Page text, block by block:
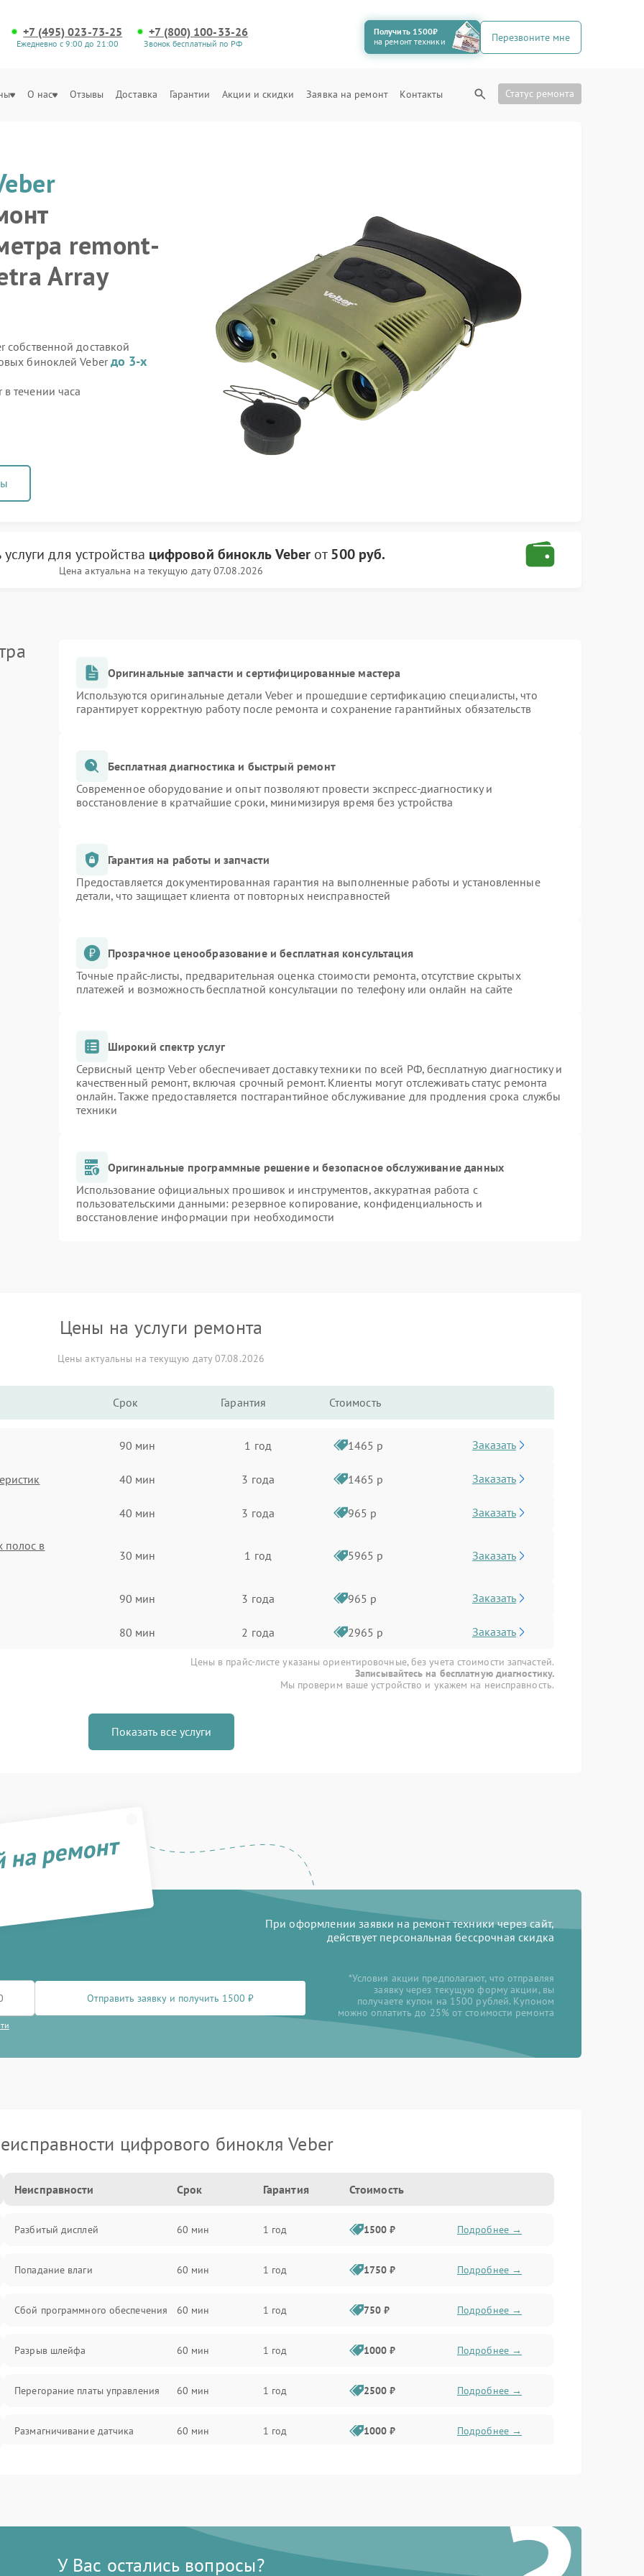
+7 (495) 023-73-25
Ежедневно с 9:00 до 21:00
+7 (800) 100-33-26
Звонок бесплатный по РФ
Получить 1500₽
на ремонт техники
Перезвоните мне
О нас Отзывы Доставка Гарантии Акции и скидки Заявка на ремонт Контакты Статус ремонта
remont-
Array
доставкой
биноклей Veberдо 3-х
течении часа
услугидля устройства цифровой бинокль Veber от500 руб.
Цена актуальна на текущую дату 07.08.2026
Оригинальные запчасти и сертифицированные мастера
Используются оригинальные детали Veber и прошедшие сертификацию специалисты, что
гарантирует корректную работу после ремонта и сохранение гарантийных обязательств
Бесплатная диагностика и быстрый ремонт
Современное оборудование и опыт позволяют провести экспресс-диагностику и
восстановление в кратчайшие сроки, минимизируя время без устройства
Гарантия на работы и запчасти
Предоставляется документированная гарантия на выполненные работы и установленные
детали, что защищает клиента от повторных неисправностей
Прозрачное ценообразование и бесплатная консультация
Точные прайс-листы, предварительная оценка стоимости ремонта, отсутствие скрытых
платежей и возможность бесплатной консультации по телефону или онлайн на сайте
Широкий спектр услуг
Сервисный центр Veber обеспечивает доставку техники по всей РФ, бесплатную диагностику и
качественный ремонт, включая срочный ремонт. Клиенты могут отслеживать статус ремонта
онлайн. Также предоставляется постгарантийное обслуживание для продления срока службы
техники
Оригинальные программные решение и безопасное обслуживание данных
Использование официальных прошивок и инструментов, аккуратная работа с
пользовательскими данными: резервное копирование, конфиденциальность и
восстановление информации при необходимости
Цены на услуги ремонта
Цены актуальны на текущую дату 07.08.2026
Срок Гарантия Стоимость
90 мин 1 год 1465 р Заказать
40 мин 3 года 1465 р Заказать
40 мин 3 года 965 р Заказать
полос в
30 мин 1 год 5965 р Заказать
90 мин 3 года 965 р Заказать
80 мин 2 года 2965 р Заказать
Цены в прайс-листе указаны ориентировочные, без учета стоимости запчастей.
Записывайтесь на бесплатную диагностику.
Мы проверим ваше устройство и укажем на неисправность.
Показать все услуги
ремонт
При оформлении заявки на ремонт техники через сайт,
действует персональная бессрочная скидка
Отправить заявку и получить 1500 ₽
*Условия акции предполагают, что отправляя
заявку через текущую форму акции, вы
получаете купон на 1500 рублей. Купоном
можно оплатить до 25% от стоимости ремонта
цифрового бинокля Veber
Неисправности Срок Гарантия Стоимость
Разбитый дисплей 60 мин 1 год 1500 ₽ Подробнее →
Попадание влаги 60 мин 1 год 1750 ₽ Подробнее →
Сбой программного обеспечения 60 мин 1 год 750 ₽ Подробнее →
Разрыв шлейфа 60 мин 1 год 1000 ₽ Подробнее →
Перегорание платы управления 60 мин 1 год 2500 ₽ Подробнее →
Размагничивание датчика 60 мин 1 год 1000 ₽ Подробнее →
Разрядка аккумулятора за коркое 60 мин 1 год 1000 ₽
У Вас остались вопросы?